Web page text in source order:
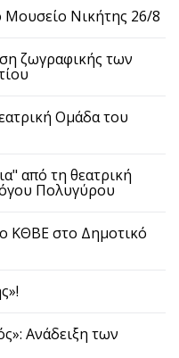
Νικήτης 26/8
ζωγραφικής των
Ομάδα του
από τη θεατρική
Πολυγύρου
ΚΘΒΕ στο Δημοτικό
Ανάδειξη των